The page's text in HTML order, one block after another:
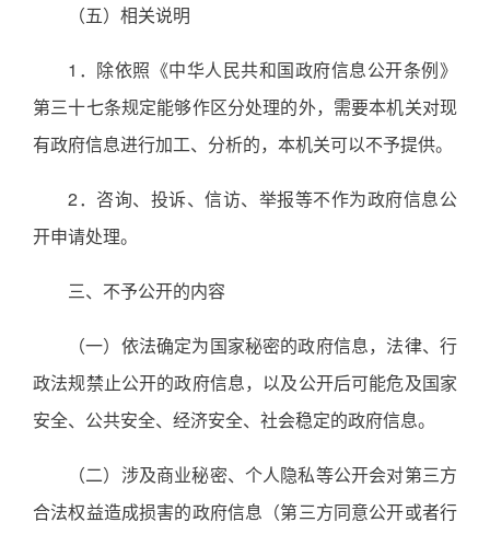
（五）相关说明
1．除依照《中华人民共和国政府信息公开条例》
第三十七条规定能够作区分处理的外，需要本机关对现
有政府信息进行加工、分析的，本机关可以不予提供。
2．咨询、投诉、信访、举报等不作为政府信息公
开申请处理。
三、不予公开的内容
（一）依法确定为国家秘密的政府信息，法律、行
政法规禁止公开的政府信息，以及公开后可能危及国家
安全、公共安全、经济安全、社会稳定的政府信息。
（二）涉及商业秘密、个人隐私等公开会对第三方
合法权益造成损害的政府信息（第三方同意公开或者行